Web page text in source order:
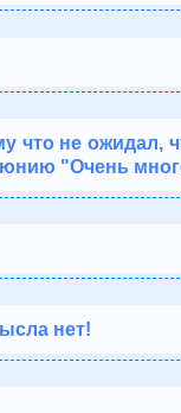
что не ожидал,
"Очень
нет!